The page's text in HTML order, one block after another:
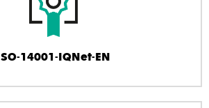
ISO-14001-IQNet-EN